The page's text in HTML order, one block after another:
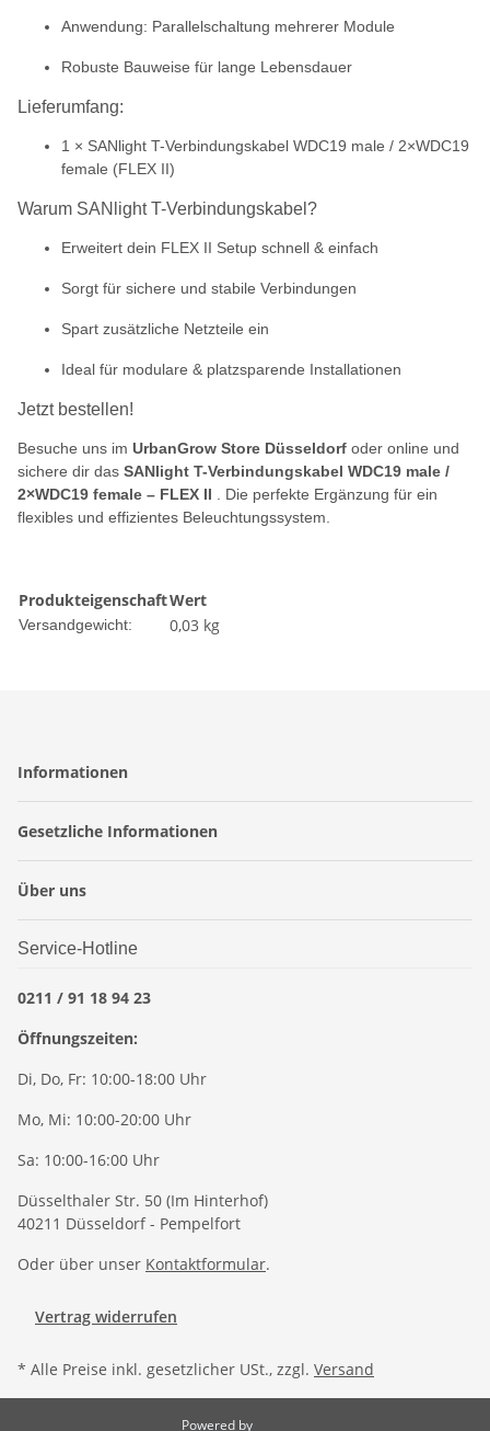
Anwendung: Parallelschaltung mehrerer Module
Robuste Bauweise für lange Lebensdauer
Lieferumfang:
1 × SANlight T-Verbindungskabel WDC19 male / 2×WDC19
female (FLEX II)
Warum SANlight T-Verbindungskabel?
Erweitert dein FLEX II Setup schnell & einfach
Sorgt für sichere und stabile Verbindungen
Spart zusätzliche Netzteile ein
Ideal für modulare & platzsparende Installationen
Jetzt bestellen!
Besuche uns im UrbanGrow Store Düsseldorf oder online und
sichere dir das SANlight T-Verbindungskabel WDC19 male /
2×WDC19 female – FLEX II . Die perfekte Ergänzung für ein
flexibles und effizientes Beleuchtungssystem.
ProdukteigenschaftWert
Versandgewicht: 0,03 kg
Informationen
Gesetzliche Informationen
Über uns
Service-Hotline
0211 / 91 18 94 23
Öffnungszeiten:
Di, Do, Fr: 10:00-18:00 Uhr
Mo, Mi: 10:00-20:00 Uhr
Sa: 10:00-16:00 Uhr
Düsselthaler Str. 50 (Im Hinterhof)
40211 Düsseldorf - Pempelfort
Oder über unser Kontaktformular.
Vertrag widerrufen
* Alle Preise inkl. gesetzlicher USt., zzgl. Versand
Powered by